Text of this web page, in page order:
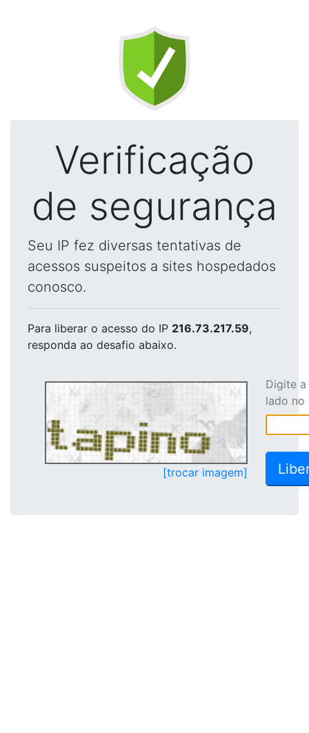
Verificação
de segurança
Seu IP fez diversas tentativas de
acessos suspeitos a sites hospedados
conosco.
Para liberar o acesso do IP 216.73.217.59,
responda ao desafio abaixo.
[trocar imagem]
Digite
lado no